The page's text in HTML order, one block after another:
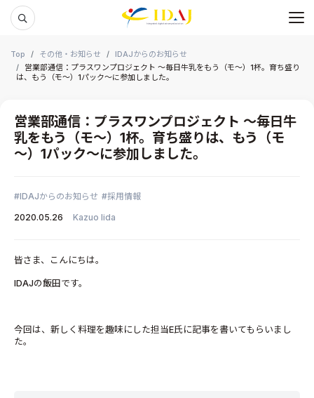
メ
Top その他・お知らせ
IDAJからのお知らせ
営業部通信：プラスワンプロジェクト ～毎日牛乳をもう（モ～）1杯。育ち盛り
は、もう（モ～）1パック～に参加しました。
営業部通信：プラスワンプロジェクト ～毎日牛
乳をもう（モ～）1杯。育ち盛りは、もう（モ
～）1パック～に参加しました。
IDAJからのお知らせ
採用情報
2020.05.26
Kazuo Iida
皆さま、こんにちは。
IDAJの飯田です。
今回は、新しく料理を趣味にした担当E氏に記事を書いてもらいまし
た。